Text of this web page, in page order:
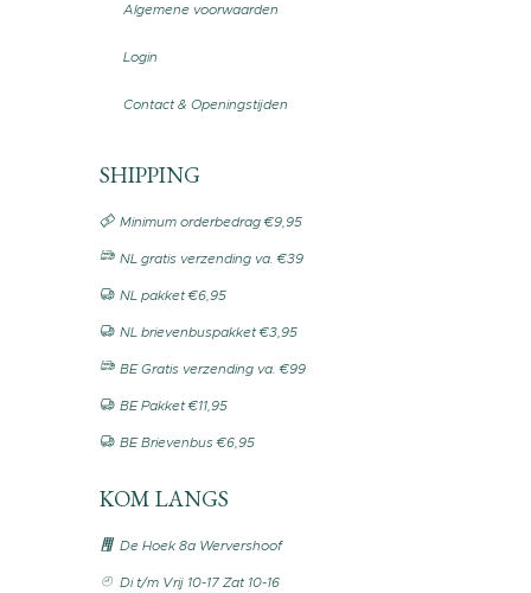
Algemene voorwaarden
Login
Contact & Openingstijden
SHIPPING
Minimum orderbedrag €9,95
NL gratis verzending va. €39
NL pakket €6,95
NL brievenbuspakket €3,95
BE Gratis verzending va. €99
BE Pakket €11,95
BE Brievenbus €6,95
KOM LANGS
De Hoek 8a Wervershoof
Di t/m Vrij 10-17 Zat 10-16